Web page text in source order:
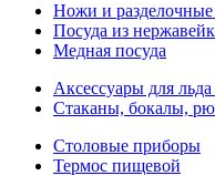
Ножи и разделочные
Посуда из
Медная посуда
Аксессуары для
Стаканы, бокалы,
Столовые приборы
Термос пищевой